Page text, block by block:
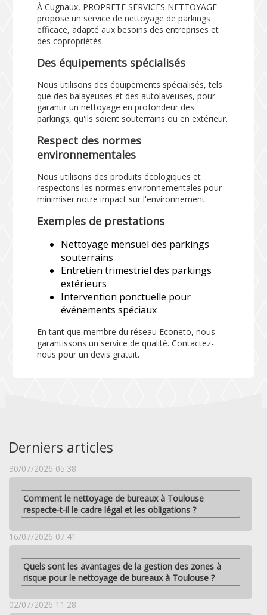
À Cugnaux, PROPRETE SERVICES NETTOYAGE
propose un service de nettoyage de parkings
efficace, adapté aux besoins des entreprises et
des copropriétés.
Des équipements spécialisés
Nous utilisons des équipements spécialisés, tels
que des balayeuses et des autolaveuses, pour
garantir un nettoyage en profondeur des
parkings, qu'ils soient souterrains ou en extérieur.
Respect des normes
environnementales
Nous utilisons des produits écologiques et
respectons les normes environnementales pour
minimiser notre impact sur l'environnement.
Exemples de prestations
Nettoyage mensuel des parkings
souterrains
Entretien trimestriel des parkings
extérieurs
Intervention ponctuelle pour
événements spéciaux
En tant que membre du réseau Econeto, nous
garantissons un service de qualité. Contactez-
nous pour un devis gratuit.
Derniers articles
30/07/2026 05:38
Comment le nettoyage de bureaux à Toulouse
respecte-t-il le cadre légal et les obligations ?
16/07/2026 07:41
Quels sont les avantages de la gestion des zones à
risque pour le nettoyage de bureaux à Toulouse ?
02/07/2026 11:28